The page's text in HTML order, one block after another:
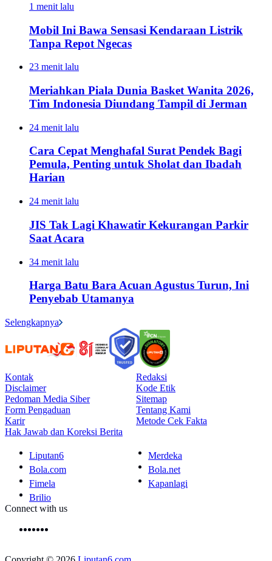
1 menit lalu
Mobil Ini Bawa Sensasi Kendaraan Listrik
Tanpa Repot Ngecas
23 menit lalu
Meriahkan Piala Dunia Basket Wanita 2026,
Tim Indonesia Diundang Tampil di Jerman
24 menit lalu
Cara Cepat Menghafal Surat Pendek Bagi
Pemula, Penting untuk Sholat dan Ibadah
Harian
24 menit lalu
JIS Tak Lagi Khawatir Kekurangan Parkir
Saat Acara
34 menit lalu
Harga Batu Bara Acuan Agustus Turun, Ini
Penyebab Utamanya
Selengkapnya
Kontak
Redaksi
Disclaimer
Kode Etik
Pedoman Media Siber
Sitemap
Form Pengaduan
Tentang Kami
Karir
Metode Cek Fakta
Hak Jawab dan Koreksi Berita
Liputan6
Merdeka
Bola.com
Bola.net
Fimela
Kapanlagi
Brilio
Connect with us